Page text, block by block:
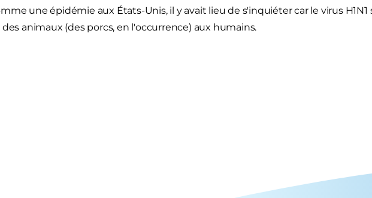
une épidémie aux États-Unis, il y avait lieu de s'inquiéter car le virus H1N1
animaux (des porcs, en l'occurrence) aux humains.